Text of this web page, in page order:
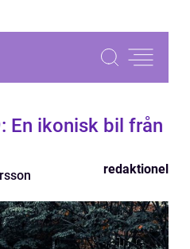
En ikonisk bil från
redaktionel